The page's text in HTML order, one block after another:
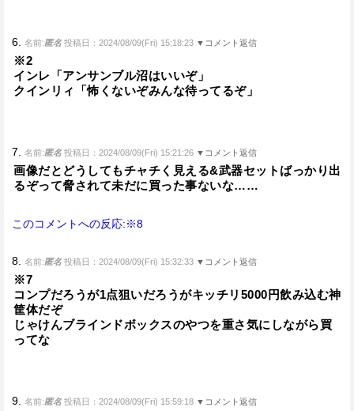
6. 名前:匿名 投稿日：2024/08/09(Fri) 15:18:23 ▼コメント返信
※2
インレ「アンサンブル沼はいいぞ」
クインリィ「怖くないぞみんな待ってるぞ」
7. 名前:匿名 投稿日：2024/08/09(Fri) 15:21:26 ▼コメント返信
画像だとどうしてもチャチく見える&武器セットばっかり出
るぞって脅されて未だに買った事ないな……
このコメントへの反応:※8
8. 名前:匿名 投稿日：2024/08/09(Fri) 15:32:33 ▼コメント返信
※7
コンプだろうが1点狙いだろうがキッチリ5000円飲み込む神
筐体だぞ
じゃけんブラインドボックスのやつを重さ気にしながら買
ってな
9. 名前:匿名 投稿日：2024/08/09(Fri) 15:59:18 ▼コメント返信